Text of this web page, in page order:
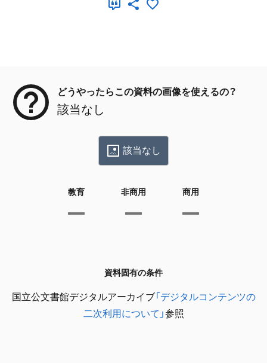
どうやったらこの資料の画像を使えるの？
該当なし
該当なし
教育 非商用 商用
資料固有の条件
国立公文書館デジタルアーカイブ「デジタルコンテンツの
二次利用について」参照